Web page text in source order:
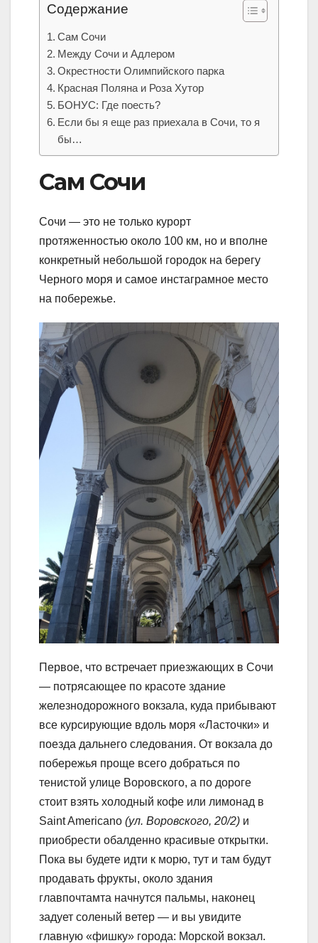
Содержание
Сам Сочи
Между Сочи и Адлером
Окрестности Олимпийского парка
Красная Поляна и Роза Хутор
БОНУС: Где поесть?
Если бы я еще раз приехала в Сочи, то я
бы…
Сам Сочи
Сочи — это не только курорт
протяженностью около 100 км, но и вполне
конкретный небольшой городок на берегу
Черного моря и самое инстаграмное место
на побережье.
Первое, что встречает приезжающих в Сочи
— потрясающее по красоте здание
железнодорожного вокзала, куда прибывают
все курсирующие вдоль моря «Ласточки» и
поезда дальнего следования. От вокзала до
побережья проще всего добраться по
тенистой улице Воровского, а по дороге
стоит взять холодный кофе или лимонад в
Saint Americano (ул. Воровского, 20/2) и
приобрести обалденно красивые открытки.
Пока вы будете идти к морю, тут и там будут
продавать фрукты, около здания
главпочтамта начнутся пальмы, наконец
задует соленый ветер — и вы увидите
главную «фишку» города: Морской вокзал.